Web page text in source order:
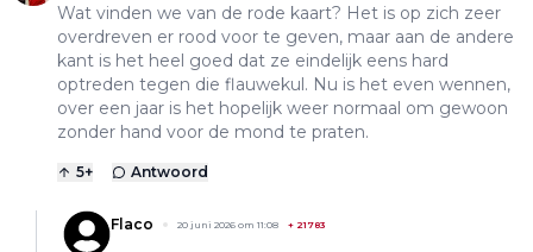
Wat vinden we van de rode kaart? Het is op zich zeer
overdreven er rood voor te geven, maar aan de andere
kant is het heel goed dat ze eindelijk eens hard
optreden tegen die flauwekul. Nu is het even wennen,
over een jaar is het hopelijk weer normaal om gewoon
zonder hand voor de mond te praten.
5+ Antwoord
Flaco 20 juni 2026 om 11:08 + 21783